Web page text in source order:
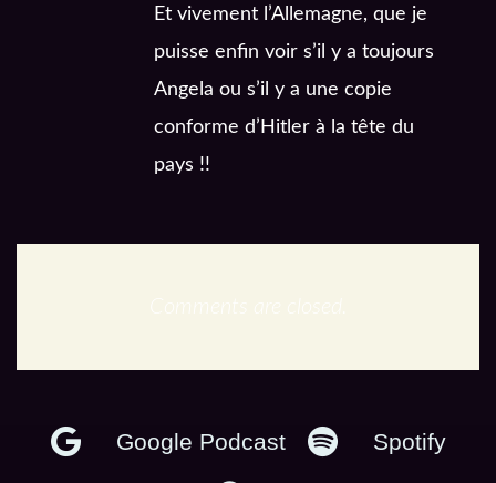
Et vivement l’Allemagne, que je
puisse enfin voir s’il y a toujours
Angela ou s’il y a une copie
conforme d’Hitler à la tête du
pays !!
Google Podcast Spotify